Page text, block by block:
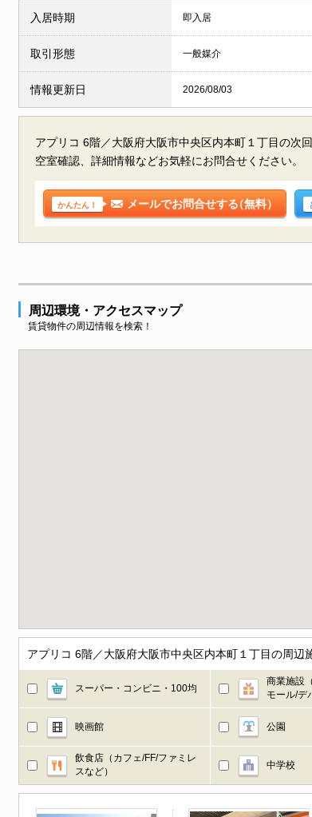
入居時期 即入居
取引形態 一般媒介
情報更新日 2026/08/03
アプリコ 6階／大阪府大阪市中央区内本町１丁目の次
空室確認、詳細情報などお気軽にお問合せください。
かんたん！ メールでお問合せする（無料）
周辺環境・アクセスマップ
賃貸物件の周辺情報を検索！
アプリコ 6階／大阪府大阪市中央区内本町１丁目の周辺
スーパー・コンビニ・100均
商業施設
モール/デ
映画館 公園
飲食店（カフェ/FF/ファミレ
スなど）
中学校